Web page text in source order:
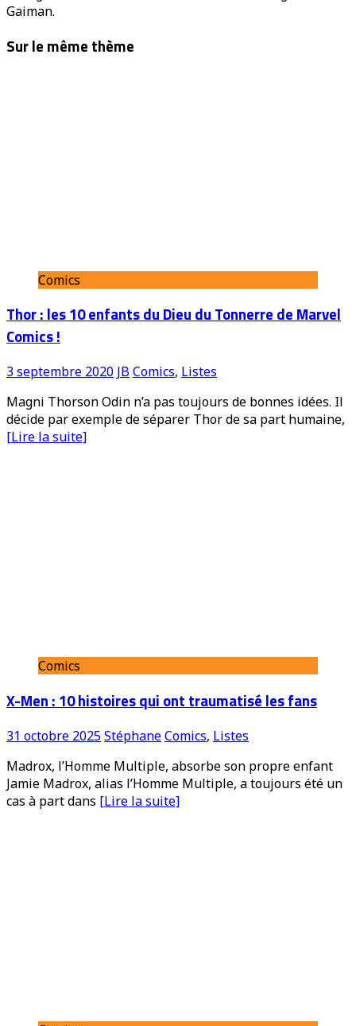
Gaiman.
Sur le même thème
Comics
Thor : les 10 enfants du Dieu du Tonnerre de Marvel
Comics !
3 septembre 2020 JBComics, Listes
Magni Thorson Odin n’a pas toujours de bonnes idées. Il
décide par exemple de séparer Thor de sa part humaine,
[Lire la suite]
Comics
X-Men : 10 histoires qui ont traumatisé les fans
31 octobre 2025StéphaneComics, Listes
Madrox, l’Homme Multiple, absorbe son propre enfant
Jamie Madrox, alias l’Homme Multiple, a toujours été un
cas à part dans [Lire la suite]